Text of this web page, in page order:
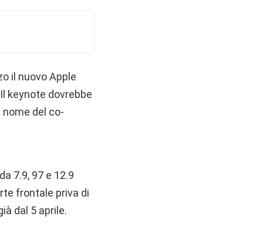
il nuovo Apple
keynote dovrebbe
nome del co-
7.9, 97 e 12.9
frontale priva di
dal 5 aprile.